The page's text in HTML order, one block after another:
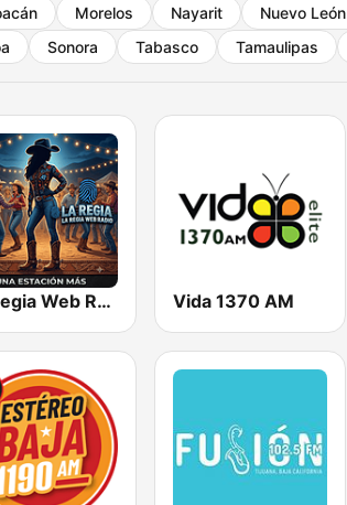
Morelos Nayarit Nuevo León
Sonora Tabasco Tamaulipas
La Regia Web Radio Vida 1370 AM